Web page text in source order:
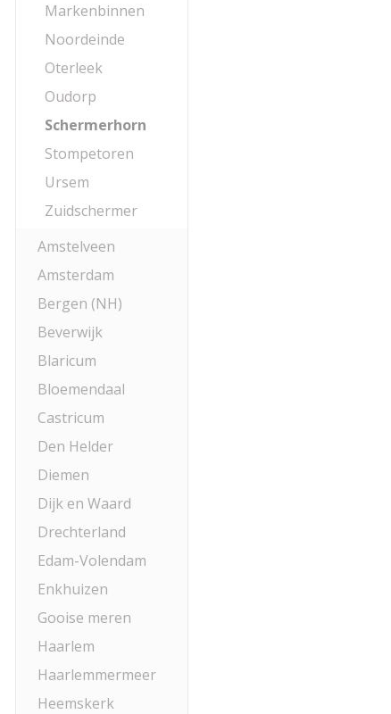
Markenbinnen
Noordeinde
Oterleek
Oudorp
Schermerhorn
Stompetoren
Ursem
Zuidschermer
Amstelveen
Amsterdam
Bergen (NH)
Beverwijk
Blaricum
Bloemendaal
Castricum
Den Helder
Diemen
Dijk en Waard
Drechterland
Edam-Volendam
Enkhuizen
Gooise meren
Haarlem
Haarlemmermeer
Heemskerk